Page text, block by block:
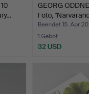
GEORG
Foto,
Beendet 15. Apr
1 Gebot
32 USD